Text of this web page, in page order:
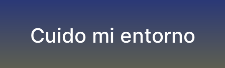
Cuido mi entorno